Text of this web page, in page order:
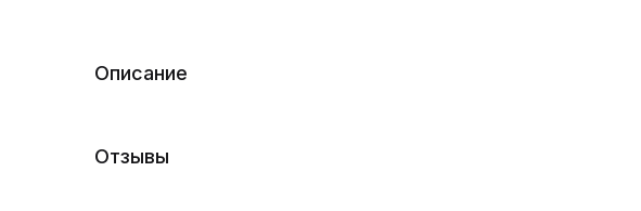
Описание
Отзывы